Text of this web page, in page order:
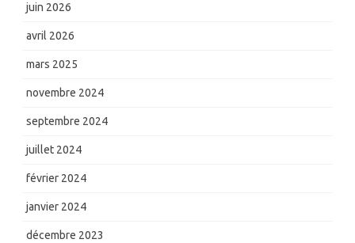
juin 2026
avril 2026
mars 2025
novembre 2024
septembre 2024
juillet 2024
février 2024
janvier 2024
décembre 2023